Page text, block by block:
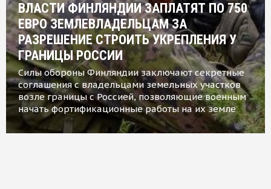
ВЛАСТИ ФИНЛЯНДИИ ЗАПЛАТЯТ ПО 750
ЕВРО ЗЕМЛЕВЛАДЕЛЬЦАМ ЗА
РАЗРЕШЕНИЕ СТРОИТЬ УКРЕПЛЕНИЯ У
ГРАНИЦЫ РОССИИ
Силы обороны Финляндии заключают секретные
соглашения с владельцами земельных участков
возле границы с Россией, позволяющие военным
начать фортификационные работы на их земле